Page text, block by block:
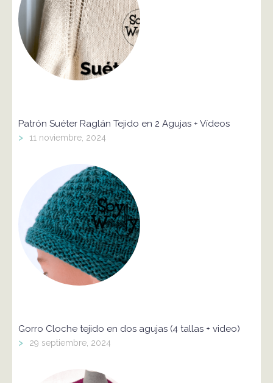
Patrón Suéter Raglán Tejido en 2 Agujas + Vídeos
> 11 noviembre, 2024
Gorro Cloche tejido en dos agujas (4 tallas + video)
> 29 septiembre, 2024